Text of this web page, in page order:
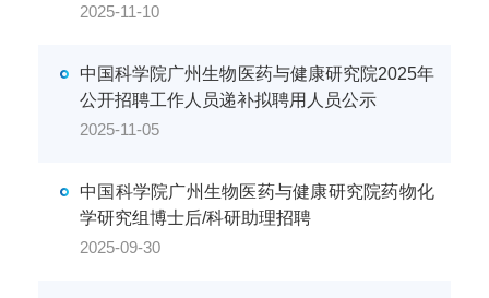
2025-11-10
中国科学院广州生物医药与健康研究院2025年
公开招聘工作人员递补拟聘用人员公示
2025-11-05
中国科学院广州生物医药与健康研究院药物化
学研究组博士后/科研助理招聘
2025-09-30